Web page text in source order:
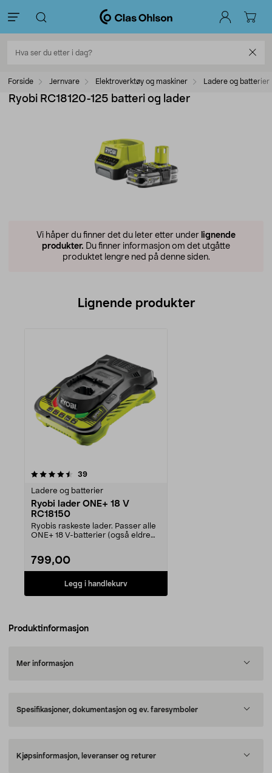
Forside Jernvare Elektroverktøy og maskiner Ladere og batterier
Ryobi RC18120-125 batteri og lader
Vi håper du finner det du leter etter under lignende
produkter. Du finner informasjon om det utgåtte
produktet lengre ned på denne siden.
Lignende produkter
39anmeldelser
Ladere og batterier
Ryobi lader ONE+ 18 V
RC18150
Ryobis raskeste lader. Passer alle
ONE+ 18 V-batterier (også eldre
799,00
Legg i handlekurv
Produktinformasjon
Mer informasjon
Spesifikasjoner, dokumentasjon og ev. faresymboler
Kjøpsinformasjon, leveranser og returer